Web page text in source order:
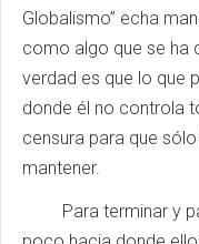
Globalismo” echa
como algo que se ha
verdad es que lo que
donde él no controla
censura para que
mantener.
Para terminar y